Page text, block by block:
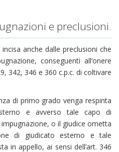
e preclusioni.
anche dalle preclusioni che
conseguenti all’onere
342, 346 e 360 c.p.c. di coltivare
di primo grado venga respinta
e avverso tale capo di
o il giudice ometta
di giudicato esterno e tale
in appello, ai sensi dell’art. 346